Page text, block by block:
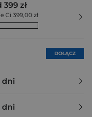
zł
399,00 zł
DOŁĄCZ
dni
dni